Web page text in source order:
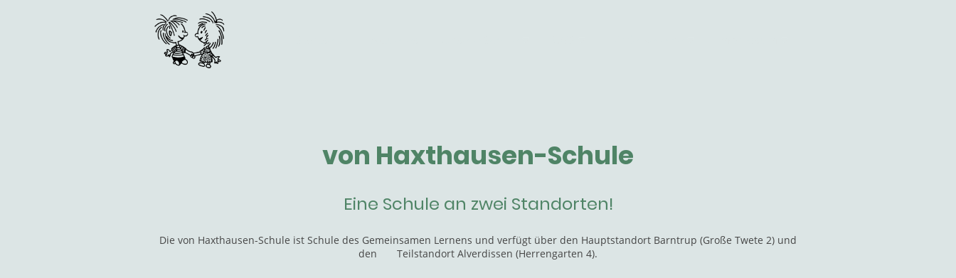
von Haxthausen-Schule
Eine Schule an zwei Standorten!
Die von Haxthausen-Schule ist Schule des Gemeinsamen Lernens und verfügt über den Hauptstandort Barntrup (Große Twete 2) und
den Teilstandort Alverdissen (Herrengarten 4).